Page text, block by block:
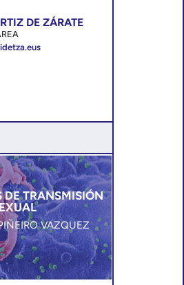
DE ZÁRATE
DE TRANSMISIÓN
VAZQUEZ